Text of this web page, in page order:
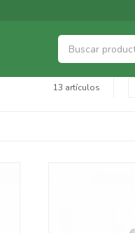
13 artículos